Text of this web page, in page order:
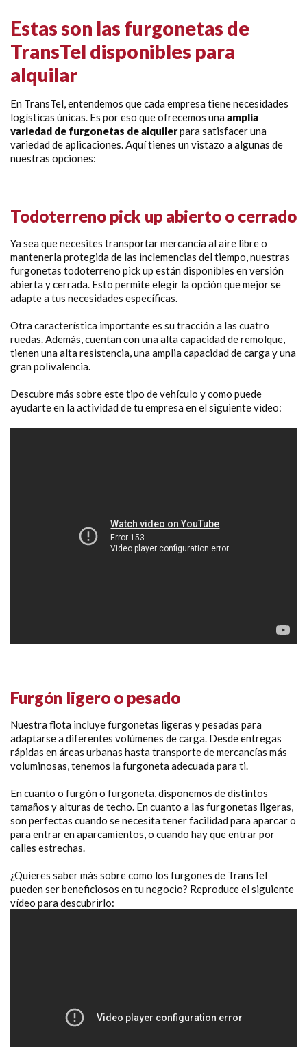
Estas son las furgonetas de
TransTel disponibles para
alquilar
En TransTel, entendemos que cada empresa tiene necesidades
logísticas únicas. Es por eso que ofrecemos una amplia
variedad de furgonetas de alquilerpara satisfacer una
variedad de aplicaciones. Aquí tienes un vistazo a algunas de
nuestras opciones:
Todoterreno pick up abierto o cerrado
Ya sea que necesites transportar mercancía al aire libre o
mantenerla protegida de las inclemencias del tiempo, nuestras
furgonetas todoterreno pick up están disponibles en versión
abierta y cerrada. Esto permite elegir la opción que mejor se
adapte a tus necesidades específicas.
Otra característica importante es su tracción a las cuatro
ruedas. Además, cuentan con una alta capacidad de remolque,
tienen una alta resistencia, una amplia capacidad de carga y una
gran polivalencia.
Descubre más sobre este tipo de vehículo y como puede
ayudarte en la actividad de tu empresa en el siguiente video:
Furgón ligero o pesado
Nuestra flota incluye furgonetas ligeras y pesadas para
adaptarse a diferentes volúmenes de carga. Desde entregas
rápidas en áreas urbanas hasta transporte de mercancías más
voluminosas, tenemos la furgoneta adecuada para ti.
En cuanto o furgón o furgoneta, disponemos de distintos
tamaños y alturas de techo. En cuanto a las furgonetas ligeras,
son perfectas cuando se necesita tener facilidad para aparcar o
para entrar en aparcamientos, o cuando hay que entrar por
calles estrechas.
¿Quieres saber más sobre como los furgones de TransTel
pueden ser beneficiosos en tu negocio? Reproduce el siguiente
vídeo para descubrirlo: